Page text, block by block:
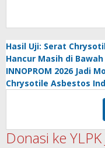
Hasil Uji: Serat
Hancur Masih di
INNOPROM 2026 Jadi
Chrysotile Asbestos
Donasi ke YLPK